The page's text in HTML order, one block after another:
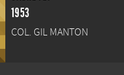
1953
COL. GIL MANTON